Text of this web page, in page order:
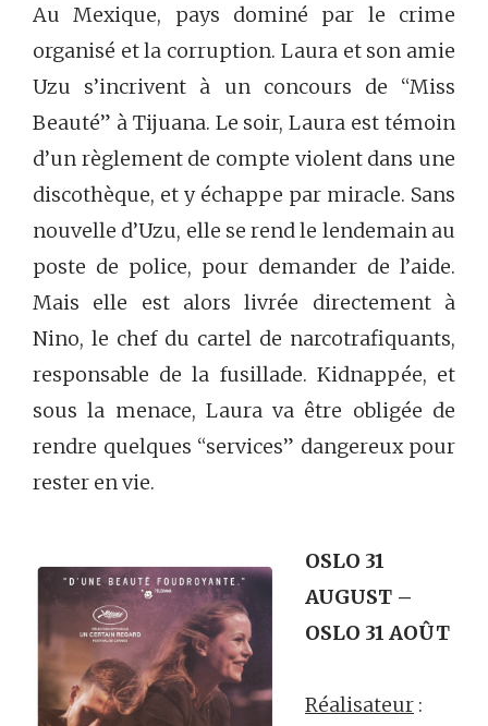
Au Mexique, pays dominé par le crime
organisé et la corruption. Laura et son amie
Uzu s’incrivent à un concours de “Miss
Beauté” à Tijuana. Le soir, Laura est témoin
d’un règlement de compte violent dans une
discothèque, et y échappe par miracle. Sans
nouvelle d’Uzu, elle se rend le lendemain au
poste de police, pour demander de l’aide.
Mais elle est alors livrée directement à
Nino, le chef du cartel de narcotrafiquants,
responsable de la fusillade. Kidnappée, et
sous la menace, Laura va être obligée de
rendre quelques “services” dangereux pour
rester en vie.
OSLO 31
AUGUST –
OSLO 31 AOÛT
Réalisateur :